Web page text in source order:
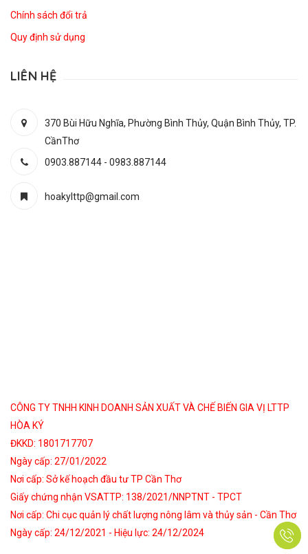
Chính sách đổi trả
Quy định sử dụng
LIÊN HỆ
370 Bùi Hữu Nghĩa, Phường Bình Thủy, Quận Bình Thủy, TP.
CầnThơ
0903.887144 - 0983.887144
hoakylttp@gmail.com
CÔNG TY TNHH KINH DOANH SẢN XUẤT VÀ CHẾ BIẾN GIA VỊ LTTP
HÒA KÝ
ĐKKD: 1801717707
Ngày cấp: 27/01/2022
Nơi cấp: Sở kế hoạch đầu tư TP Cần Thơ
Giấy chứng nhận VSATTP: 138/2021/NNPTNT - TPCT
Nơi cấp: Chi cục quản lý chất lượng nông lâm và thủy sản - Cần Thơ
Ngày cấp: 24/12/2021 - Hiệu lực: 24/12/2024